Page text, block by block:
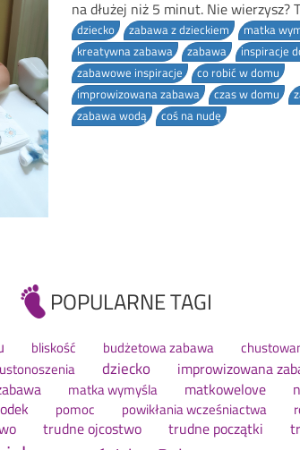
na dłużej niż 5 minut. Nie wierzysz?
dziecko zabawa z dzieckiem
matka
kreatywna zabawa
zabawa
inspiracje
zabawowe inspiracje
co robić w domu
improwizowana zabawa
czas w domu
zabawa wodą
coś na nudę
POPULARNE TAGI
bliskość budżetowa zabawa
dziecko improwizowana
matka wymyśla matkowelove
pomoc powikłania wcześniactwa
trudne ojcostwo trudne początki